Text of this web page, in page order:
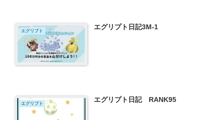
エグリプト エグリプト日記3M-1
エグリプト エグリプト日記 RANK95